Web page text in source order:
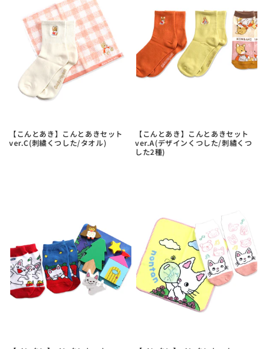
【こんとあき】こんとあきセット
ver.C(刺繍くつした/タオル)
【こんとあき】こんとあきセット
ver.A(デザインくつした/刺繡くつ
した2種)